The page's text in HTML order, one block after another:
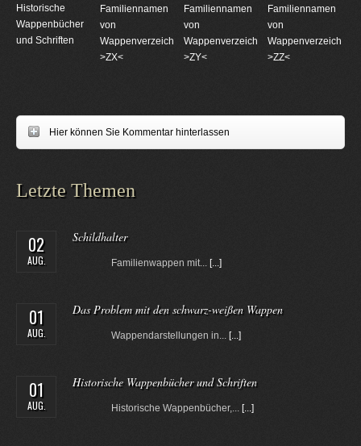
Historische
Wappenbücher
und Schriften
Familiennamen
von
Wappenverzeichnungen
>ZX<
Familiennamen
von
Wappenverzeichnungen
>ZY<
Familiennamen
von
>ZZ<
Hier können Sie Kommentar hinterlassen
Letzte Themen
02
AUG.
Schildhalter
Familienwappen mit... [...]
01
AUG.
Das Problem mit den schwarz-weißen Wappen
Wappendarstellungen in... [...]
01
AUG.
Historische Wappenbücher und Schriften
Historische Wappenbücher,... [...]